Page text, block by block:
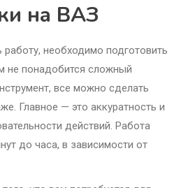
на ВАЗ
работу, необходимо подготовить
не понадобится сложный
все можно сделать
Главное — это аккуратность и
действий. Работа
до часа, в зависимости от